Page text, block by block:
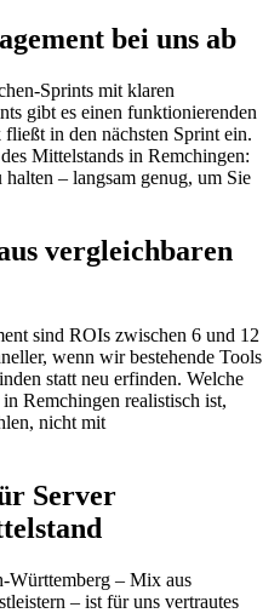
bei uns ab
Sprints mit klaren
gibt es einen funktionierenden
in den nächsten Sprint ein.
Mittelstands in Remchingen:
– langsam genug, um Sie
vergleichbaren
sind ROIs zwischen 6 und 12
wenn wir bestehende Tools
statt neu erfinden. Welche
Remchingen realistisch ist,
nicht mit
Server
Württemberg – Mix aus
– ist für uns vertrautes